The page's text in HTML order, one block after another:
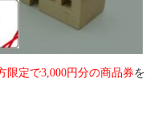
限定で3,000円分の商品券を